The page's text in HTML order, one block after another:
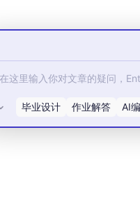
<p> 全文 </p>
出来，让宝贵时间回归到
降低60。 </p>
界。当你体验到"一键部署"
毕业设计 作业解答 AI